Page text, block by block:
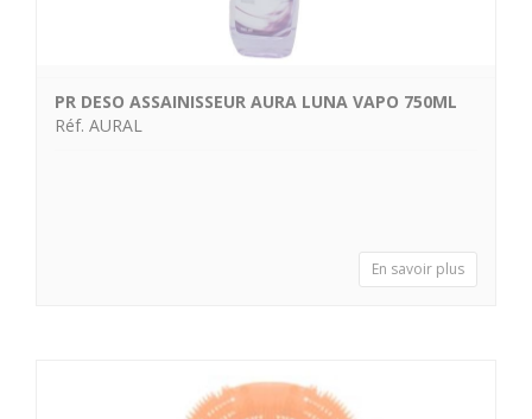
PR DESO ASSAINISSEUR AURA LUNA VAPO 750ML
Réf. AURAL
En savoir plus